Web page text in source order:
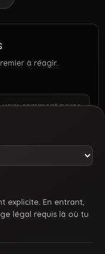
explicite. En entrant,
légal requis là où tu
à réagir.